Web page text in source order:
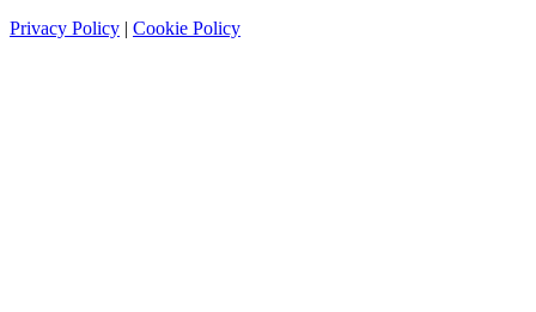
Privacy Policy | Cookie Policy